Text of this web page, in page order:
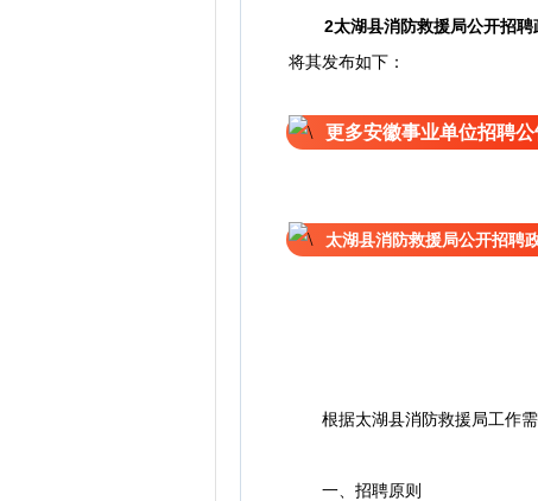
2太湖县消防救援局公开招
将其发布如下：
更多安徽事业单位招聘公
太湖县消防救援局公开招聘
根据太湖县消防救援局工作需
一、招聘原则